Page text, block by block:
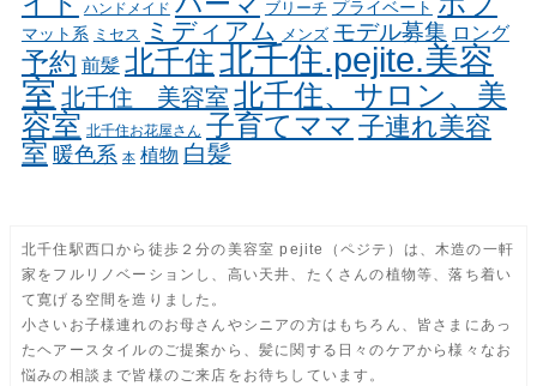
ハンドメイド ブリーチ プライベート
マット系 ミセス ミディアム メンズ モデル募集 ロング
予約 前髪 北千住北千住.pejite.美容
室 北千住 美容室 北千住、サロン、美
容室 北千住お花屋さん 子育てママ 子連れ美容
室 暖色系 本 植物 白髪
北千住駅西口から徒歩２分の美容室 pejite（ペジテ）は、木造の一軒
家をフルリノベーションし、高い天井、たくさんの植物等、落ち着い
て寛げる空間を造りました。
小さいお子様連れのお母さんやシニアの方はもちろん、皆さまにあっ
たヘアースタイルのご提案から、髪に関する日々のケアから様々なお
悩みの相談まで皆様のご来店をお待ちしています。